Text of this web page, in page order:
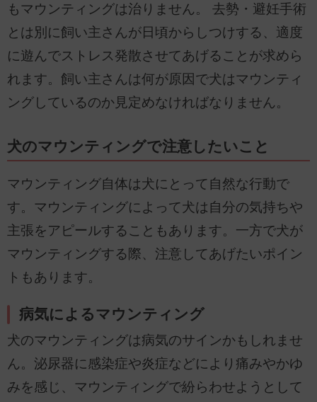
もマウンティングは治りません。 去勢・避妊手術
とは別に飼い主さんが日頃からしつけする、適度
に遊んでストレス発散させてあげることが求めら
れます。飼い主さんは何が原因で犬はマウンティ
ングしているのか見定めなければなりません。
犬のマウンティングで注意したいこと
マウンティング自体は犬にとって自然な行動で
す。マウンティングによって犬は自分の気持ちや
主張をアピールすることもあります。一方で犬が
マウンティングする際、注意してあげたいポイン
トもあります。
病気によるマウンティング
犬のマウンティングは病気のサインかもしれませ
ん。泌尿器に感染症や炎症などにより痛みやかゆ
みを感じ、マウンティングで紛らわせようとして